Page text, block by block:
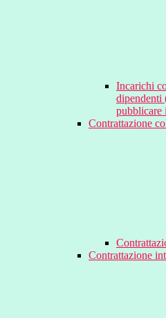
Incarichi
dipendenti
pubblicare
Contrattazione
Contrattazione